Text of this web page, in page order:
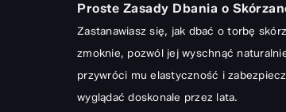
Proste Zasady Dbania o
Zastanawiasz się, jak dbać o torbę
zmoknie, pozwól jej wyschnąć
przywróci mu elastyczność i
wyglądać doskonale przez lata.